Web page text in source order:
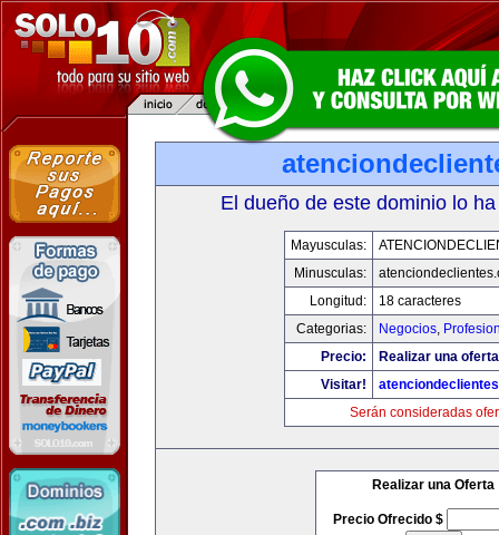
El dueño de este dominio lo
Mayusculas:
Minusculas:
Longitud:
18 caracteres
Categorias:
Negocios,
Precio:
Realizar una
Visitar!
Serán consideradas
Realizar una Oferta
Precio Ofrecido $